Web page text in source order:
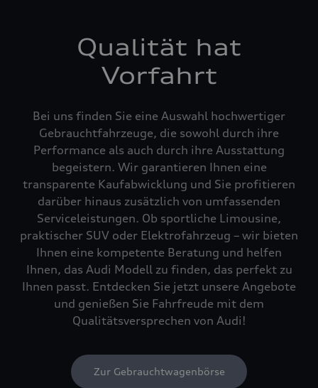
Qualität hat
Vorfahrt
Bei uns finden Sie eine Auswahl hochwertiger
Gebrauchtfahrzeuge, die sowohl durch ihre
Performance als auch durch ihre Ausstattung
begeistern. Wir garantieren Ihnen eine
transparente Kaufabwicklung und Sie profitieren
darüber hinaus zusätzlich von umfassenden
Serviceleistungen. Ob sportliche Limousine,
praktischer SUV oder Elektrofahrzeug – wir bieten
Ihnen eine kompetente Beratung und helfen
Ihnen, das Audi Modell zu finden, das perfekt zu
Ihnen passt. Entdecken Sie jetzt unsere Angebote
und genießen Sie Fahrfreude mit dem
Qualitätsversprechen von Audi!
Zur Gebrauchtwagenbörse